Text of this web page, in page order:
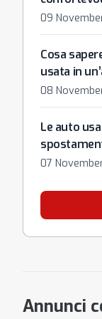
09
Cosa
usata in
08
Le auto
07
Annunci